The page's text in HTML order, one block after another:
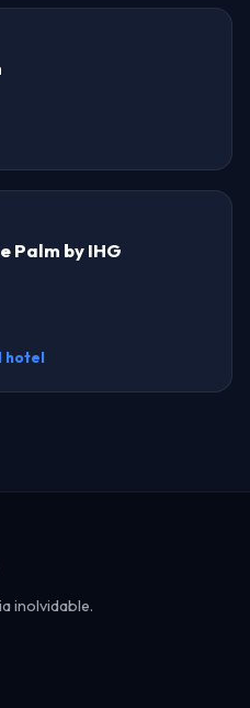
Palm by IHG
hotel
inolvidable.